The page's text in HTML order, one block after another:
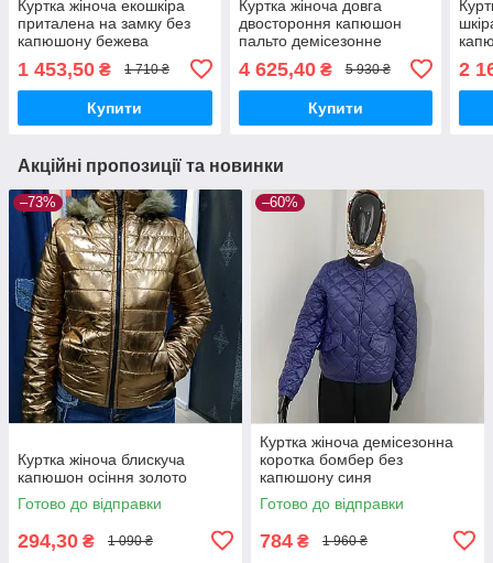
Куртка жіноча екошкіра
приталена на замку без
капюшону бежева
1 453,50 ₴ 1 710 ₴
Купити
Куртка жіноча довга
двостороння капюшон
пальто демісезонне
4 625,40₴ 5 930 ₴
Купити
2
Акційні пропозиції та новинки
–73%
Куртка жіноча блискуча
капюшон осіння золото
Готово до відправки
294,30 ₴ 1 090 ₴
–60%
Куртка жіноча демісезонна
коротка бомбер без
капюшону синя
Готово до відправки
784 ₴ 1 960 ₴